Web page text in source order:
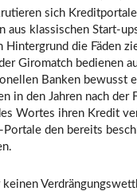
sich
aus klassischen Start-
Hintergrund die Fäden
Giromatch bedienen
Banken bewusst
in den Jahren nach der
Wortes ihren Kredit
den bereits
keinen